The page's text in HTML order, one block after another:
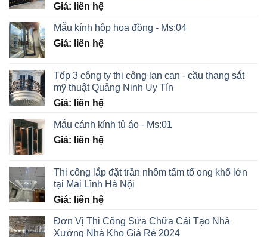
Giá: liên hệ
Mẫu kính hộp hoa đồng - Ms:04
Giá: liên hệ
Tốp 3 công ty thi công lan can - cầu thang sắt
mỹ thuật Quảng Ninh Uy Tín
Giá: liên hệ
Mẫu cánh kính tủ áo - Ms:01
Giá: liên hệ
Thi công lắp đặt trần nhôm tấm tổ ong khổ lớn
tại Mai Lĩnh Hà Nội
Giá: liên hệ
Đơn Vị Thi Công Sửa Chữa Cải Tạo Nhà
Xưởng Nhà Kho Giá Rẻ 2024